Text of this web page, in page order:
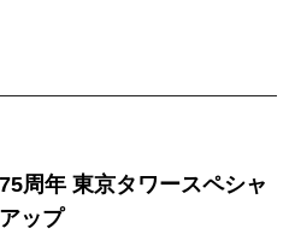
周年 東京タワースペシャ
ップ